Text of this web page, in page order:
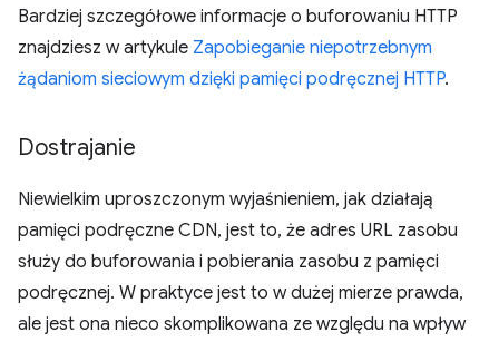
Bardziej szczegółowe informacje o buforowaniu HTTP
znajdziesz w artykule Zapobieganie niepotrzebnym
żądaniom sieciowym dzięki pamięci podręcznej HTTP.
Dostrajanie
Niewielkim uproszczonym wyjaśnieniem, jak działają
pamięci podręczne CDN, jest to, że adres URL zasobu
służy do buforowania i pobierania zasobu z pamięci
podręcznej. W praktyce jest to w dużej mierze prawda,
ale jest ona nieco skomplikowana ze względu na wpływ